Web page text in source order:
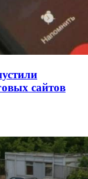
сайтов